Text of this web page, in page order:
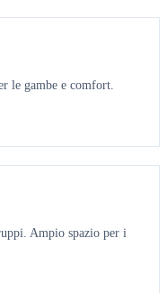
le gambe e comfort.
Ampio spazio per i